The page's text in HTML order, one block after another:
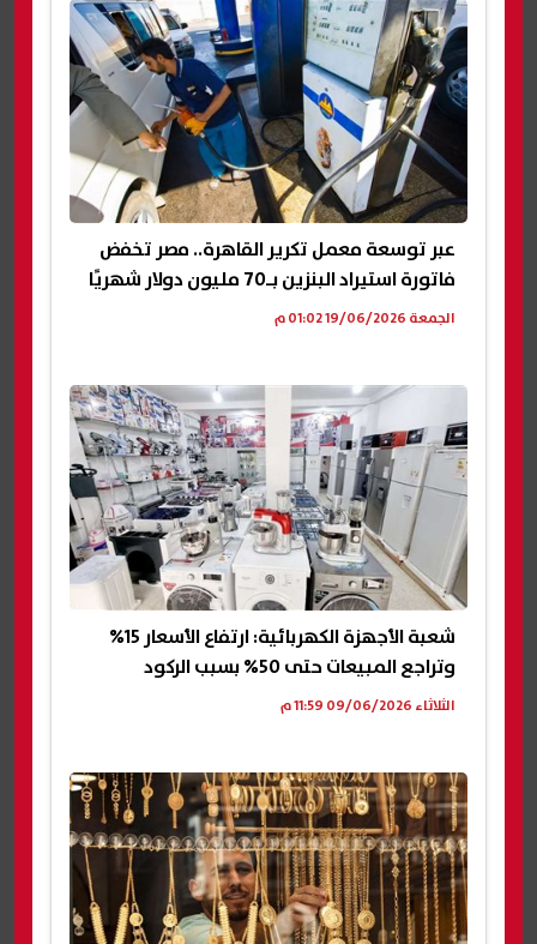
عبر توسعة معمل تكرير القاهرة.. مصر تخفض
فاتورة استيراد البنزين بـ70 مليون دولار شهريًا
الجمعة 19/06/2026 01:02 م
شعبة الأجهزة الكهربائية: ارتفاع الأسعار 15%
وتراجع المبيعات حتى 50% بسبب الركود
الثلاثاء 09/06/2026 11:59 م